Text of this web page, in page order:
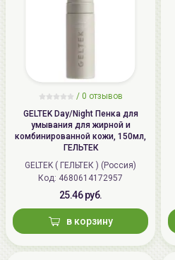
/ 0 отзывов
GELTEK Day/Night Пенка для
умывания для жирной и
комбинированной кожи, 150мл,
ГЕЛЬТЕК
GELTEK ( ГЕЛЬТЕК ) (Россия)
Код: 4680614172957
25.46 руб.
в корзину